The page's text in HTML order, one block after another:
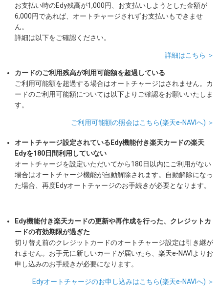
お支払い時のEdy残高が1,000円、お支払いしようとした金額が
6,000円であれば、オートチャージされずお支払いもできませ
ん。
詳細は以下をご確認ください。
詳細はこちら ＞
カードのご利用残高が利用可能額を超過している
ご利用可能額を超過する場合はオートチャージはされません。カ
ードのご利用可能額については以下よりご確認をお願いいたしま
す。
ご利用可能額の照会はこちら(楽天e-NAVIへ) ＞
オートチャージ設定されているEdy機能付き楽天カードの楽天
Edyを180日間利用していない
オートチャージを設定いただいてから180日以内にご利用がない
場合はオートチャージ機能が自動解除されます。自動解除になっ
た場合、再度Edyオートチャージのお手続きが必要となります。
Edy機能付き楽天カードの更新や再作成を行った、クレジットカ
ードの有効期限が過ぎた
切り替え前のクレジットカードのオートチャージ設定は引き継が
れません。お手元に新しいカードが届いたら、楽天e-NAVIよりお
申し込みのお手続きが必要になります。
Edyオートチャージのお申し込みはこちら(楽天e-NAVIへ) ＞